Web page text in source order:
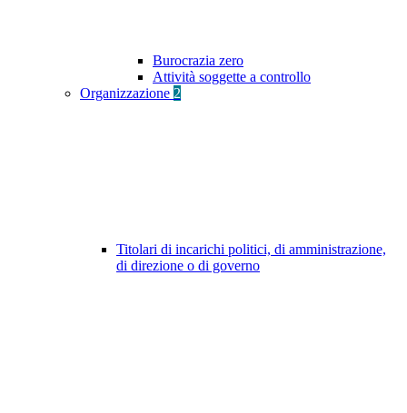
Burocrazia zero
Attività soggette a controllo
Organizzazione 2
Titolari di incarichi politici, di amministrazione,
di direzione o di governo